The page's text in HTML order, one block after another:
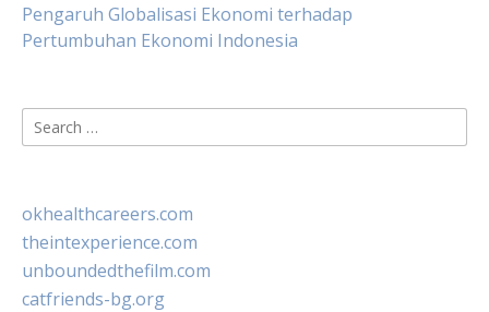
Pengaruh Globalisasi Ekonomi terhadap
Pertumbuhan Ekonomi Indonesia
Search
for:
okhealthcareers.com
theintexperience.com
unboundedthefilm.com
catfriends-bg.org